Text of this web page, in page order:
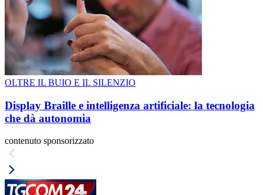
OLTRE IL BUIO E IL SILENZIO
Display Braille e intelligenza artificiale: la tecnologia
che dà autonomia
contenuto sponsorizzato